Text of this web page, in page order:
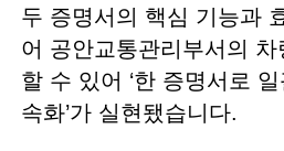
두 증명서의 핵심 기능과
어 공안교통관리부서의
할 수 있어 ‘한 증명서로
속화’가 실현됐습니다.